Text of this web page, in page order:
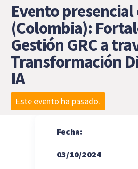
Evento presencial
(Colombia):
Gestión GRC a
Transformación
IA
Este evento ha pasado.
Fecha:
03/10/2024